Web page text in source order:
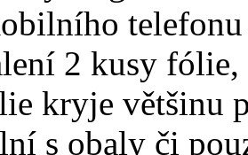
2 kusy fólie,
kryje většinu
s obaly či